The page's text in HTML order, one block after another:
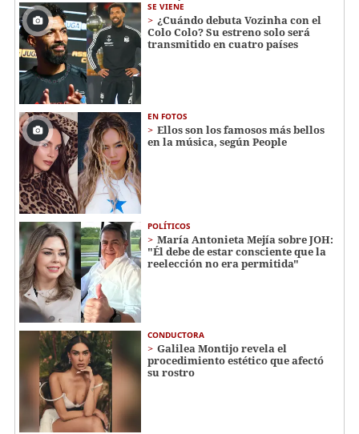
SE VIENE
¿Cuándo debuta Vozinha con el
Colo Colo? Su estreno solo será
transmitido en cuatro países
EN FOTOS
Ellos son los famosos más bellos
en la música, según People
POLÍTICOS
María Antonieta Mejía sobre JOH:
"Él debe de estar consciente que la
reelección no era permitida"
CONDUCTORA
Galilea Montijo revela el
procedimiento estético que afectó
su rostro